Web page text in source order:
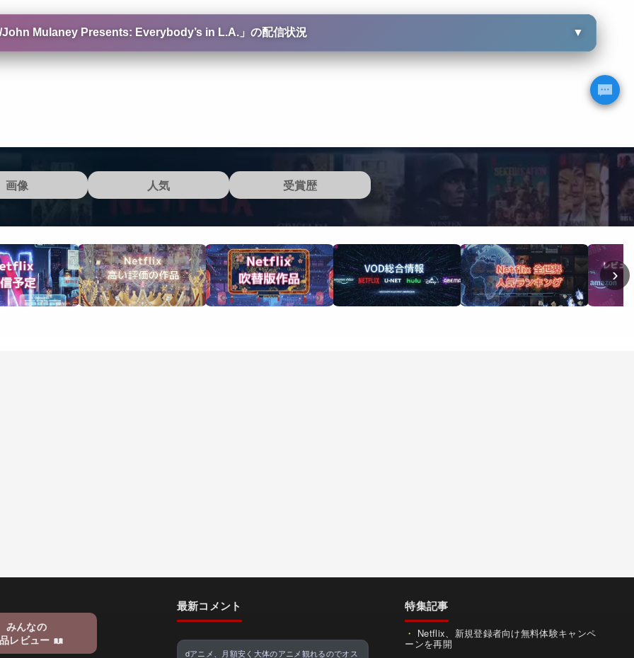
Mulaney Presents: Everybody’s in L.A.」の配信状況 ▼
画像 人気 受賞歴
›
みんなの
レビュー
最新コメント
dアニメ、月額安く大体のアニメ観れるのでオス
特集記事
Netflix、新規登録者向け無料体験キャンペ
ーンを再開